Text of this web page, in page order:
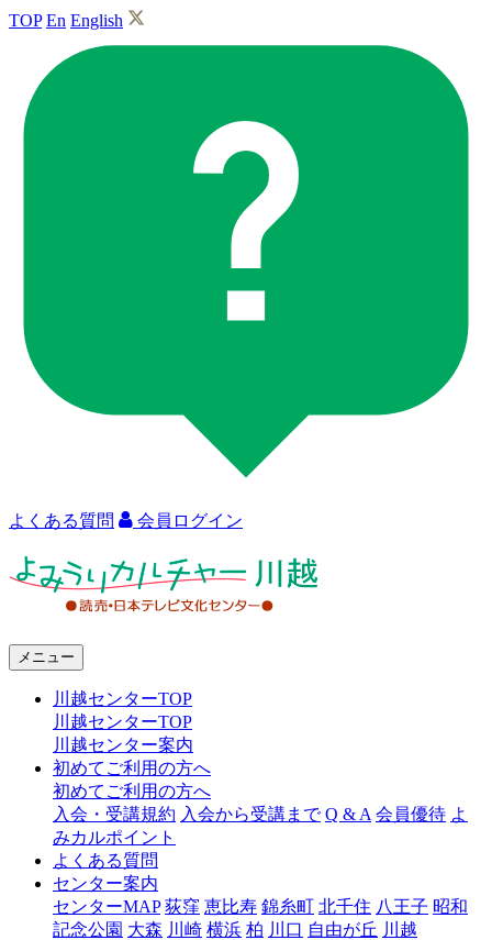
TOP En English
よくある質問 会員ログイン
ャ
越
メニュー
川越センターTOP
川越センターTOP
川越センター案内
初めてご利用の方へ
初めてご利用の方へ
入会・受講規約 入会から受講まで Q & A 会員優待 よ
みカルポイント
よくある質問
センター案内
センターMAP 荻窪 恵比寿 錦糸町 北千住 八王子 昭和
記念公園 大森 川崎 横浜 柏 川口 自由が丘 川越